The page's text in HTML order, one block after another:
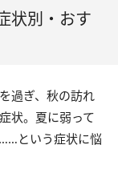
状別・おす
過ぎ、秋の訪れ
状。夏に弱って
という症状に悩